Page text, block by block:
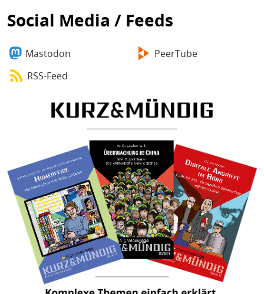
Social Media / Feeds
Mastodon
PeerTube
RSS-Feed